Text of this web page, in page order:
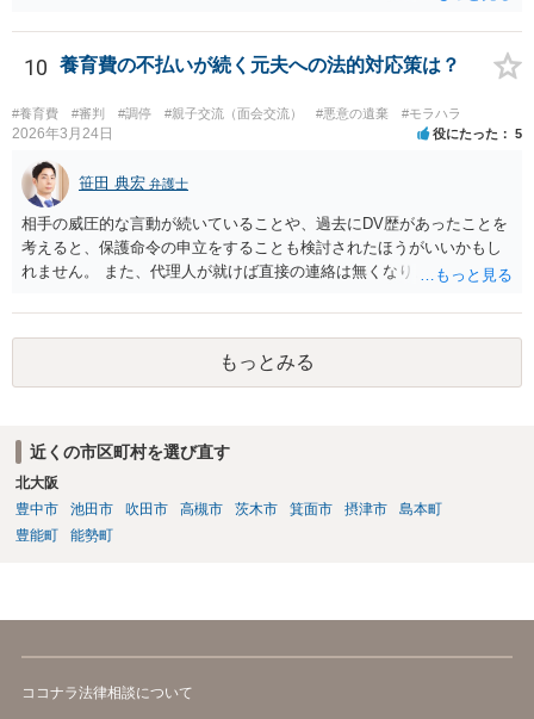
す。 精神的なご負担も大きいと思いますが、担当の弁護士とよく相談
しながら手続を進めてください。
10 養育費の不払いが続く元夫への法的対応策は？
#養育費 #審判 #調停 #親子交流（面会交流） #悪意の遺棄 #モラハラ
2026年3月24日 役にたった 5
笹田 典宏 弁護士
相手の威圧的な言動が続いていることや、過去にDV歴があったことを
考えると、保護命令の申立をすることも検討されたほうがいいかもし
れません。 また、代理人が就けば直接の連絡は無くなりますので、ご
やりとりが相当ご心労になっていると見受けられますので、一度弁護
士や行政の相談窓口にご相談されることをお勧め致します。
もっとみる
近くの市区町村を選び直す
北大阪
豊中市
池田市 吹田市 高槻市 茨木市 箕面市 摂津市
島本町
豊能町
能勢町
ココナラ法律相談について